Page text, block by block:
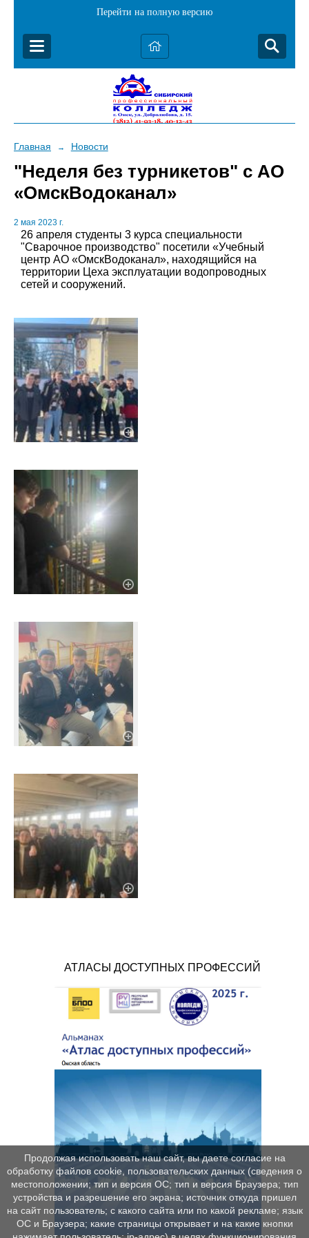
Перейти на полную версию
Главная → Новости
"Неделя без турникетов" с АО
«ОмскВодоканал»
2 мая 2023 г.
26 апреля студенты 3 курса специальности
"Сварочное производство" посетили «Учебный
центр АО «ОмскВодоканал», находящийся на
территории Цеха эксплуатации водопроводных
сетей и сооружений.
АТЛАСЫ ДОСТУПНЫХ ПРОФЕССИЙ
Продолжая использовать наш сайт, вы даете согласие на
обработку файлов cookie, пользовательских данных (сведения о
местоположении; тип и версия ОС; тип и версия Браузера; тип
устройства и разрешение его экрана; источник откуда пришел
на сайт пользователь; с какого сайта или по какой рекламе; язык
ОС и Браузера; какие страницы открывает и на какие кнопки